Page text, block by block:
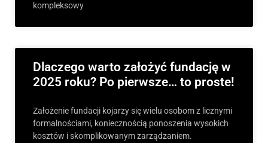
kompleksowy
Dlaczego warto założyć fundację w
2025 roku? Po pierwsze… to proste!
Założenie fundacji kojarzy się wielu osobom z licznymi
formalnościami, koniecznością ponoszenia wysokich
kosztów i skomplikowanym zarządzaniem.